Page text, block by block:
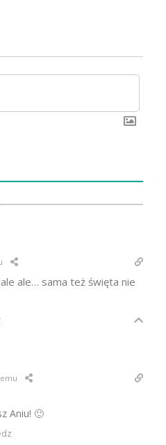
ale… sama też święta nie
Aniu! 🙂